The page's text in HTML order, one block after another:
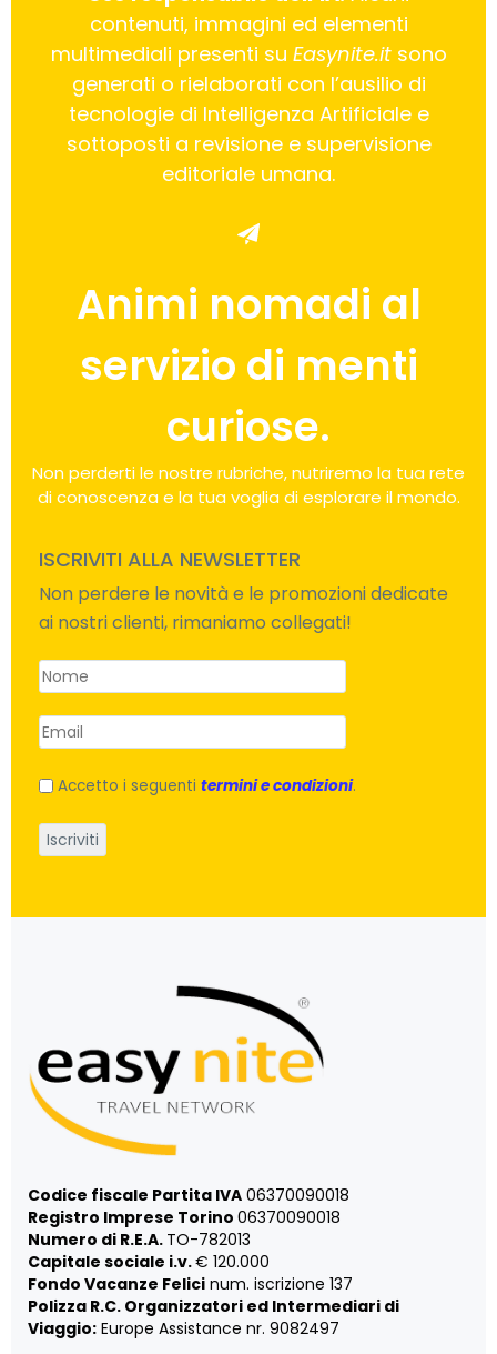
contenuti, immagini ed elementi
multimediali presenti su Easynite.itsono
generati o rielaborati con l’ausilio di
tecnologie di Intelligenza Artificiale e
sottoposti a revisione e supervisione
editoriale umana.
Animi nomadi al
servizio di menti
curiose.
Non perderti le nostre rubriche, nutriremo la tua rete
di conoscenza e la tua voglia di esplorare il mondo.
ISCRIVITI ALLA NEWSLETTER
Non perdere le novità e le promozioni dedicate
ai nostri clienti, rimaniamo collegati!
Accetto i seguenti termini e condizioni.
Codice fiscale Partita IVA 06370090018
Registro Imprese Torino 06370090018
Numero di R.E.A. TO-782013
Capitale sociale i.v.€ 120.000
Fondo Vacanze Felici num. iscrizione 137
Polizza R.C. Organizzatori ed Intermediari di
Viaggio: Europe Assistance nr. 9082497